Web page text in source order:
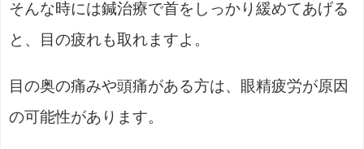
そんな時には鍼治療で首をしっかり緩めてあげる
と、目の疲れも取れますよ。
目の奥の痛みや頭痛がある方は、眼精疲労が原因
の可能性があります。